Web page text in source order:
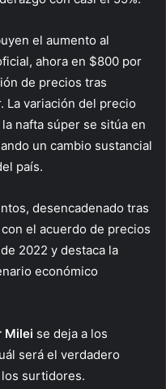
el aumento al
ahora en $800 por
de precios tras
La variación del precio
nafta súper se sitúa en
un cambio sustancial
país.
desencadenado tras
el acuerdo de precios
2022 y destaca la
económico
Milei se deja a los
será el verdadero
surtidores.